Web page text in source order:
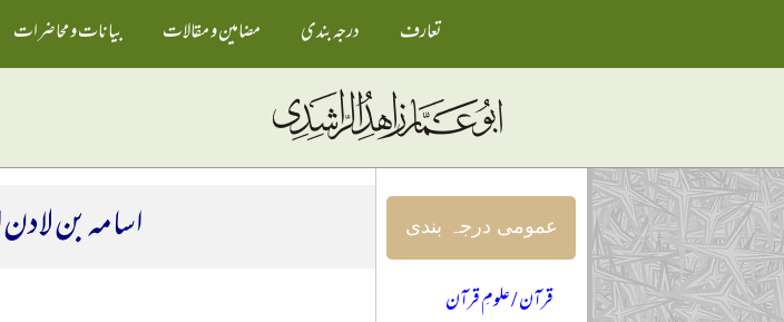
تعارف درجہ بندی مضامین و مقالات بیانات و محاضرات
اسامہ بن عمومی درجہ بندی
قرآن / علومِ قرآن